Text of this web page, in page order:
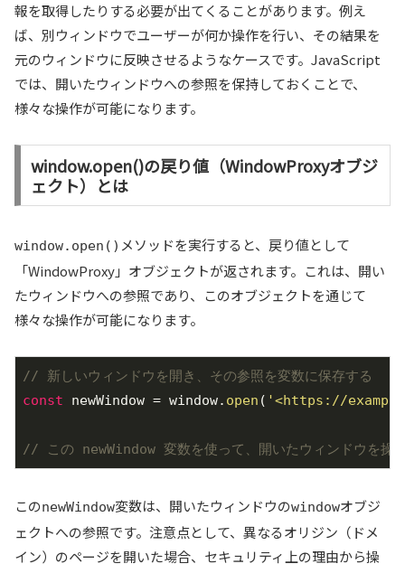
報を取得したりする必要が出てくることがあります。例え
ば、別ウィンドウでユーザーが何か操作を行い、その結果を
元のウィンドウに反映させるようなケースです。JavaScript
では、開いたウィンドウへの参照を保持しておくことで、
様々な操作が可能になります。
window.open()の戻り値（WindowProxyオブジ
ェクト）とは
window.open() メソッドを実行すると、戻り値として
「WindowProxy」オブジェクトが返されます。これは、開い
たウィンドウへの参照であり、このオブジェクトを通じて
様々な操作が可能になります。
// 新しいウィンドウを開き、その参照を変数に保存する
const newWindow = window. open ( '<https://
// この newWindow 変数を使って、開いたウィンドウを操
このnewWindow変数は、開いたウィンドウのwindowオブジ
ェクトへの参照です。注意点として、異なるオリジン（ドメ
イン）のページを開いた場合、セキュリティ上の理由から操